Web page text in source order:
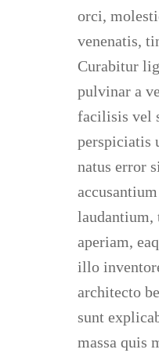
orci,
venenatis,
Curabitur
pulvinar a
facilisis vel
perspiciatis
natus error
laudantium,
aperiam,
illo
architecto
sunt
massa quis